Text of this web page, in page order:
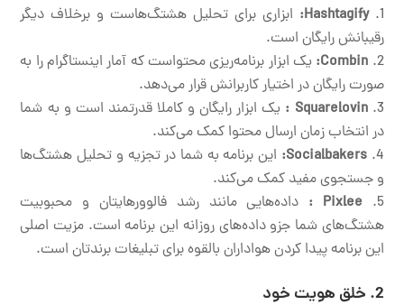
Hashtagify: ابزاری برای تحلیل هشتگ‌هاست و برخلاف دیگر
رقیبانش رایگان است.
Combin: یک ابزار برنامه‌ریزی محتواست که آمار اینستاگرام را به
صورت رایگان در اختیار کاربرانش قرار می‌دهد.
Squarelovin :
یک ابزار رایگان و کاملا قدرتمند است و به شما
در انتخاب زمان ارسال محتوا کمک می‌کند.
Socialbakers: این برنامه به شما در تجزیه و تحلیل هشتگ‌ها
و جستجوی مفید کمک می‌کند.
Pixlee :
داده‌هایی مانند رشد فالوورهایتان و محبوبیت
هشتگ‌های شما جزو داده‌های روزانه این برنامه است. مزیت اصلی
این برنامه پیدا کردن هواداران بالقوه برای تبلیغات برندتان است.
2. خلق هویت خود